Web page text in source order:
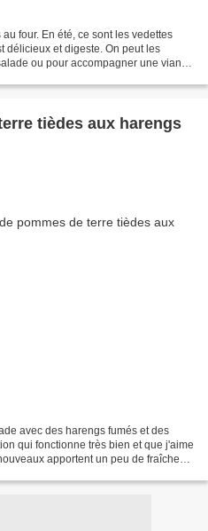
four. En été, ce sont les vedettes
délicieux et digeste. On peut les
ou pour accompagner une viande
tièdes aux harengs
avec des harengs fumés et des
qui fonctionne très bien et que j'aime
apportent un peu de fraîcheur